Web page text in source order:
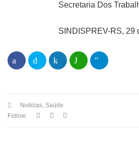
Secretaria Dos
SINDISPREV-RS, 29
Notícias, Saúde
Follow: